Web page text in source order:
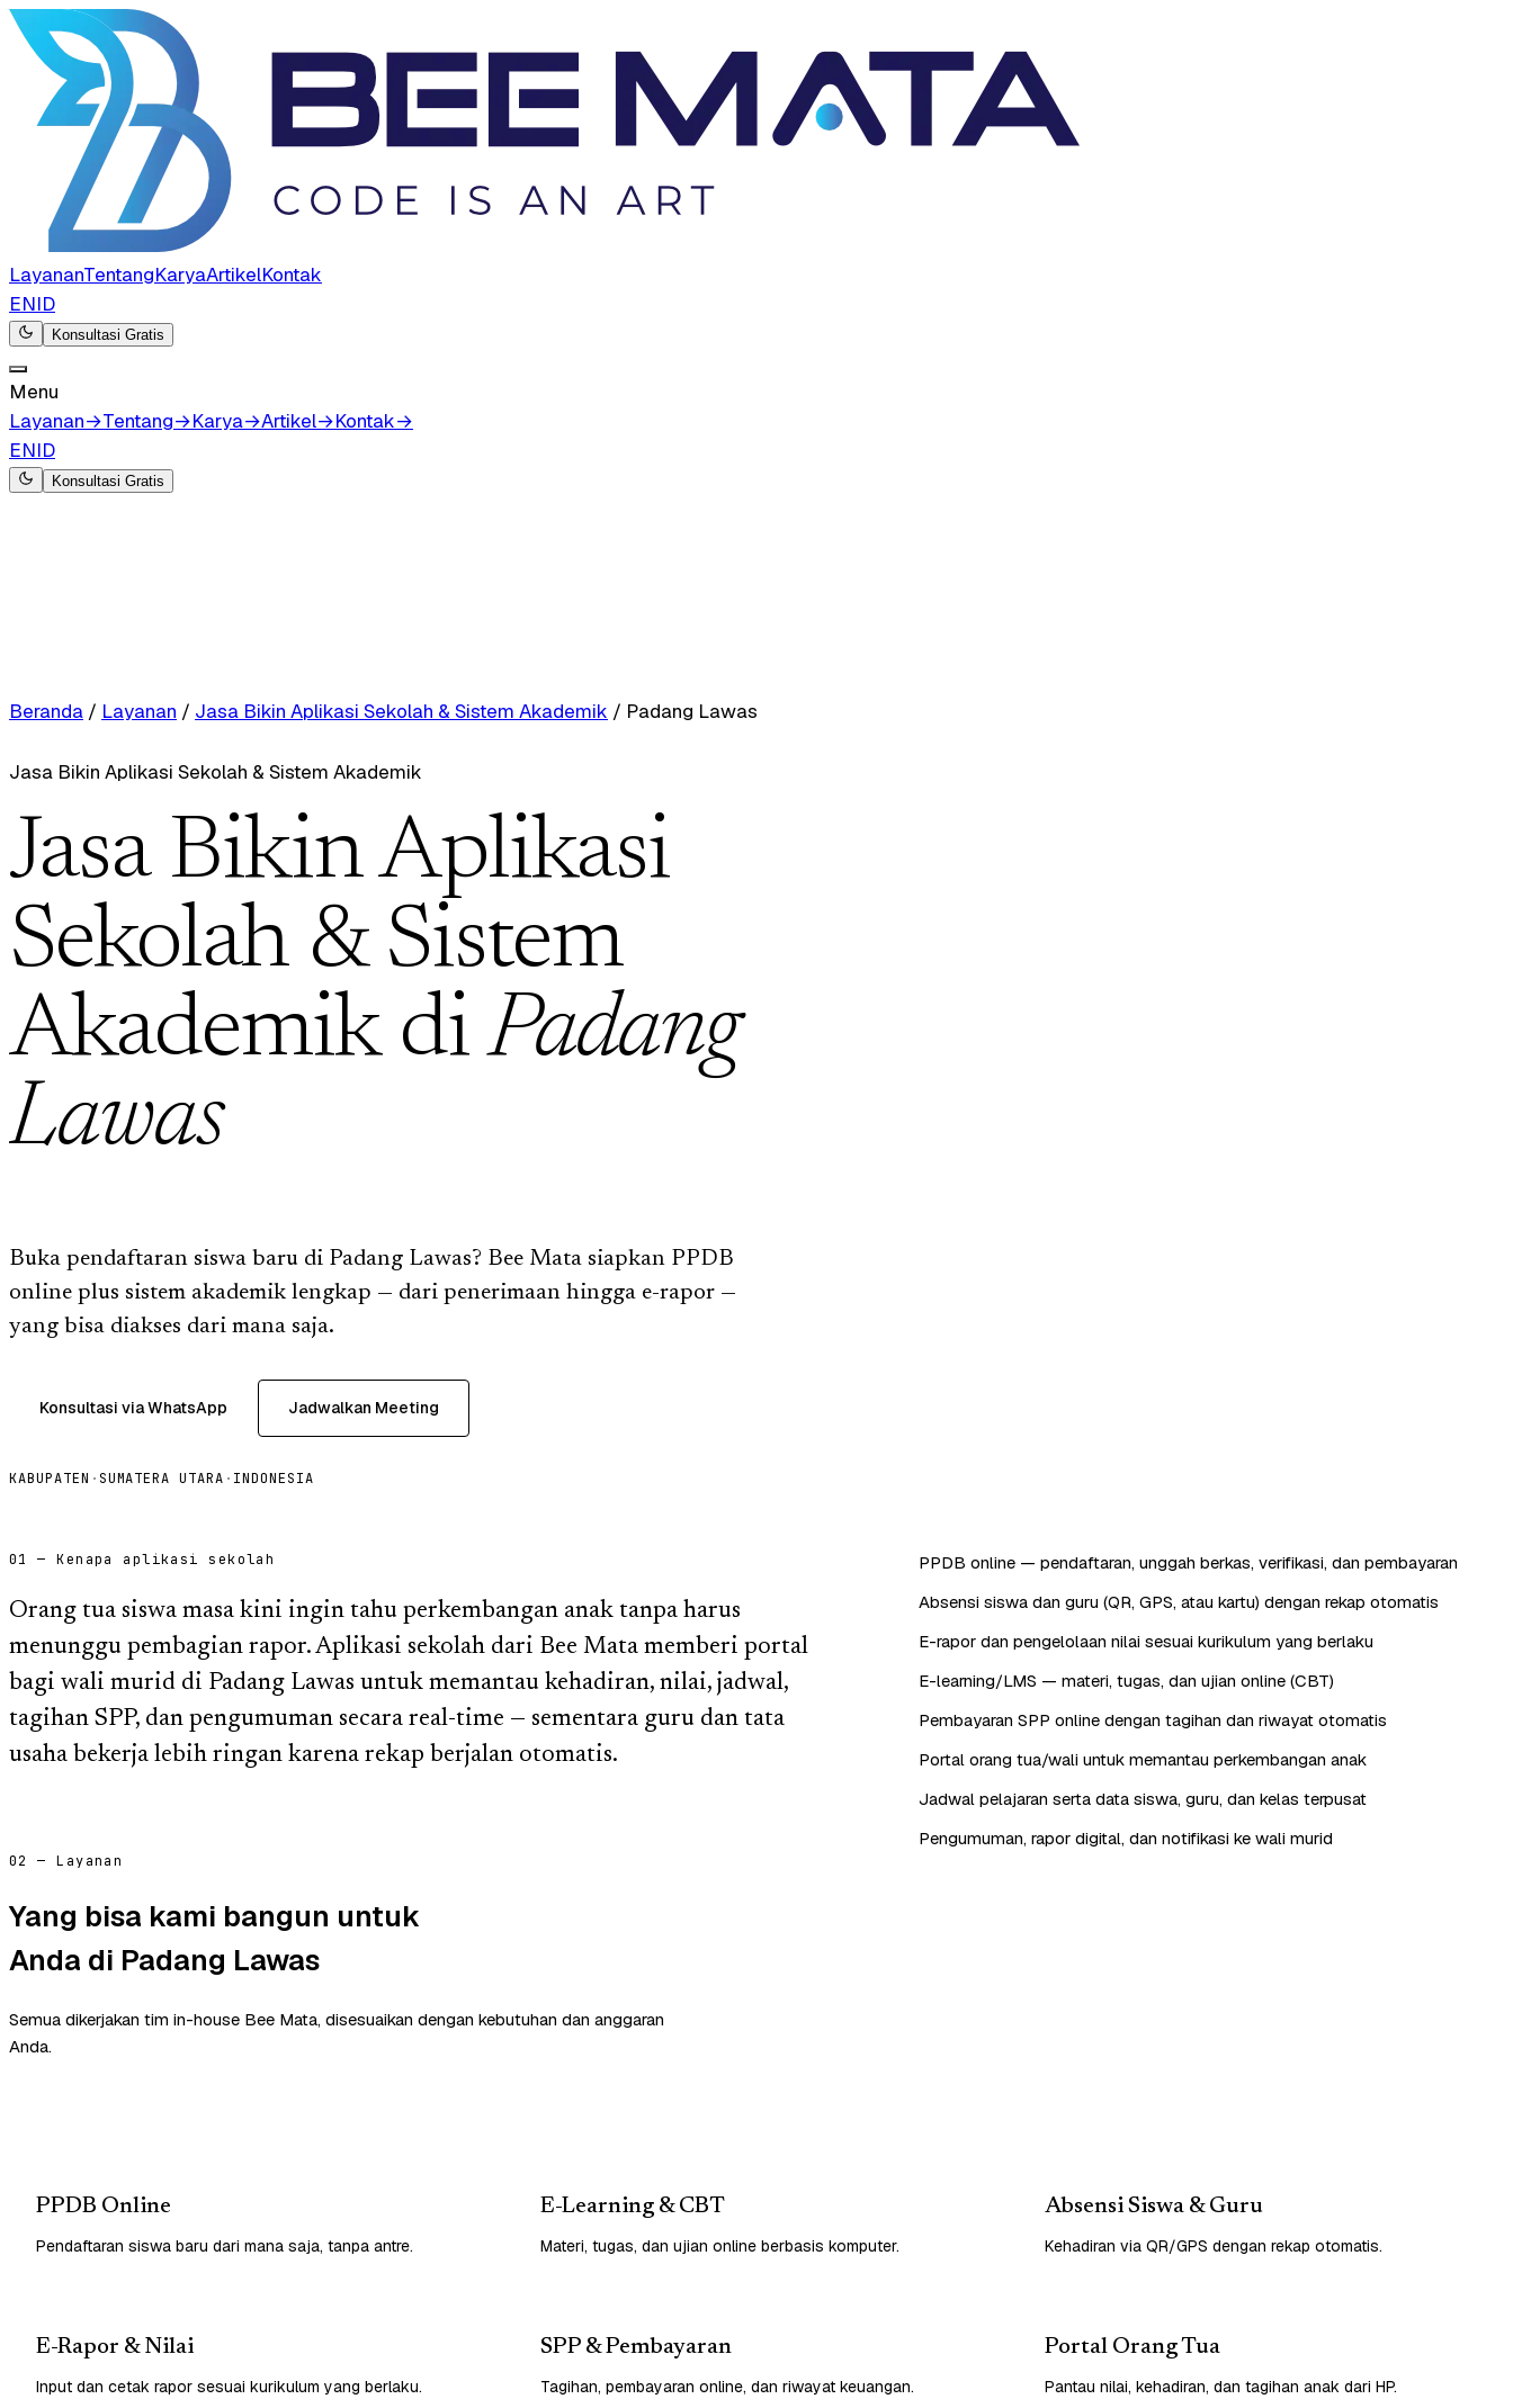
LayananTentangKaryaArtikelKontak
ENID
Konsultasi Gratis
Menu
Layanan→Tentang→Karya→Artikel→Kontak→
ENID
Konsultasi Gratis
Beranda / Layanan / Jasa Bikin Aplikasi Sekolah & Sistem Akademik / Padang Lawas
Jasa Bikin Aplikasi Sekolah & Sistem Akademik
Jasa Bikin Aplikasi
Sekolah & Sistem
Akademik diPadang
Lawas
Buka pendaftaran siswa baru di Padang Lawas? Bee Mata siapkan PPDB
online plus sistem akademik lengkap — dari penerimaan hingga e-rapor —
yang bisa diakses dari mana saja.
Konsultasi via WhatsApp Jadwalkan Meeting
KABUPATEN · SUMATERA UTARA · INDONESIA
01 — Kenapa aplikasi sekolah
Orang tua siswa masa kini ingin tahu perkembangan anak tanpa harus
menunggu pembagian rapor. Aplikasi sekolah dari Bee Mata memberi portal
bagi wali murid di Padang Lawas untuk memantau kehadiran, nilai, jadwal,
tagihan SPP, dan pengumuman secara real-time — sementara guru dan tata
usaha bekerja lebih ringan karena rekap berjalan otomatis.
PPDB online — pendaftaran, unggah berkas, verifikasi, dan pembayaran
Absensi siswa dan guru (QR, GPS, atau kartu) dengan rekap otomatis
E-rapor dan pengelolaan nilai sesuai kurikulum yang berlaku
E-learning/LMS — materi, tugas, dan ujian online (CBT)
Pembayaran SPP online dengan tagihan dan riwayat otomatis
Portal orang tua/wali untuk memantau perkembangan anak
Jadwal pelajaran serta data siswa, guru, dan kelas terpusat
Pengumuman, rapor digital, dan notifikasi ke wali murid
02 — Layanan
Yang bisa kami bangun untuk
Anda di Padang Lawas
Semua dikerjakan tim in-house Bee Mata, disesuaikan dengan kebutuhan dan anggaran
Anda.
PPDB Online
Pendaftaran siswa baru dari mana saja, tanpa antre.
E-Learning & CBT
Materi, tugas, dan ujian online berbasis komputer.
Absensi Siswa & Guru
Kehadiran via QR/GPS dengan rekap otomatis.
E-Rapor & Nilai
Input dan cetak rapor sesuai kurikulum yang berlaku.
SPP & Pembayaran
Tagihan, pembayaran online, dan riwayat keuangan.
Portal Orang Tua
Pantau nilai, kehadiran, dan tagihan anak dari HP.